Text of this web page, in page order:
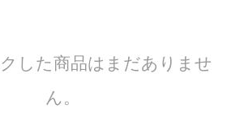
した商品はまだありませ
ん。